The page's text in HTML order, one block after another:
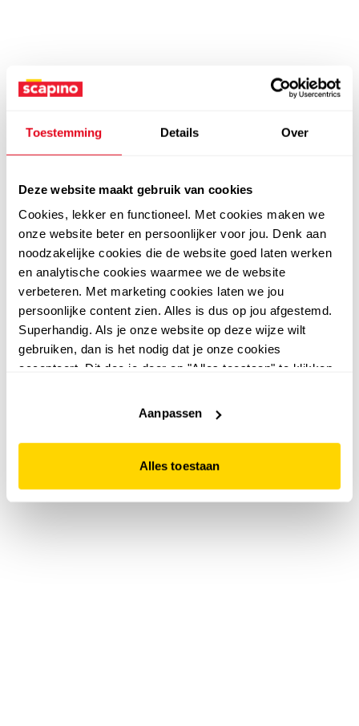
Toestemming Details Over
Deze website maakt gebruik van cookies
Cookies, lekker en functioneel. Met cookies maken we
onze website beter en persoonlijker voor jou. Denk aan
noodzakelijke cookies die de website goed laten werken
en analytische cookies waarmee we de website
verbeteren. Met marketing cookies laten we jou
persoonlijke content zien. Alles is dus op jou afgestemd.
Superhandig. Als je onze website op deze wijze wilt
gebruiken, dan is het nodig dat je onze cookies
accepteert. Dit doe je door op "Alles toestaan" te klikken.
website niet optimaal functioneert.
Aanpassen
Alles toestaan